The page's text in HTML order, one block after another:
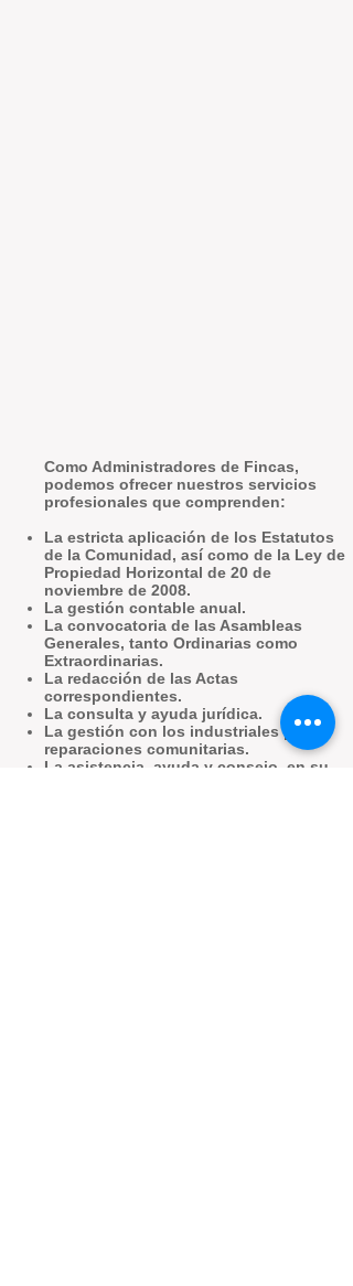
Como Administradores de Fincas,
podemos ofrecer nuestros servicios
profesionales que comprenden:
La estricta aplicación de los Estatutos
de la Comunidad, así como de la Ley de
Propiedad Horizontal de 20 de
noviembre de 2008.
La gestión contable anual.
La convocatoria de las Asambleas
Generales, tanto Ordinarias como
Extraordinarias.
La redacción de las Actas
correspondientes.
La consulta y ayuda jurídica.
La gestión con los industriales para
reparaciones comunitarias.
La asistencia, ayuda y consejo, en su